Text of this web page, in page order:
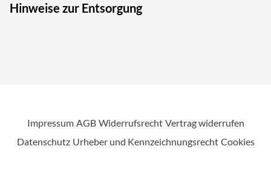
Hinweise zur Entsorgung
Impressum AGB Widerrufsrecht Vertrag widerrufen
Datenschutz Urheber und Kennzeichnungsrecht Cookies